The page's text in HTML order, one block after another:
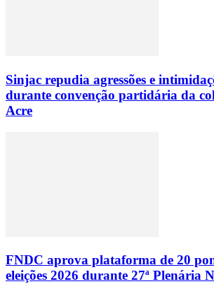
Sinjac repudia agressões e
durante convenção partidária da
Acre
FNDC aprova plataforma de 20
eleições 2026 durante 27ª Plenária